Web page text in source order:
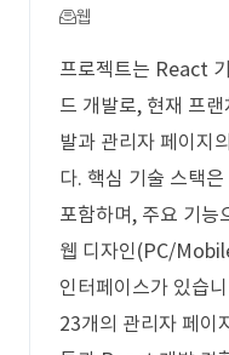
웹
프로젝트는 React
드 개발로, 현재 프
발과 관리자 페이지
다. 핵심 기술 스택
포함하며, 주요 기능
웹 디자인(PC/
인터페이스가 있습
23개의 관리자 페이